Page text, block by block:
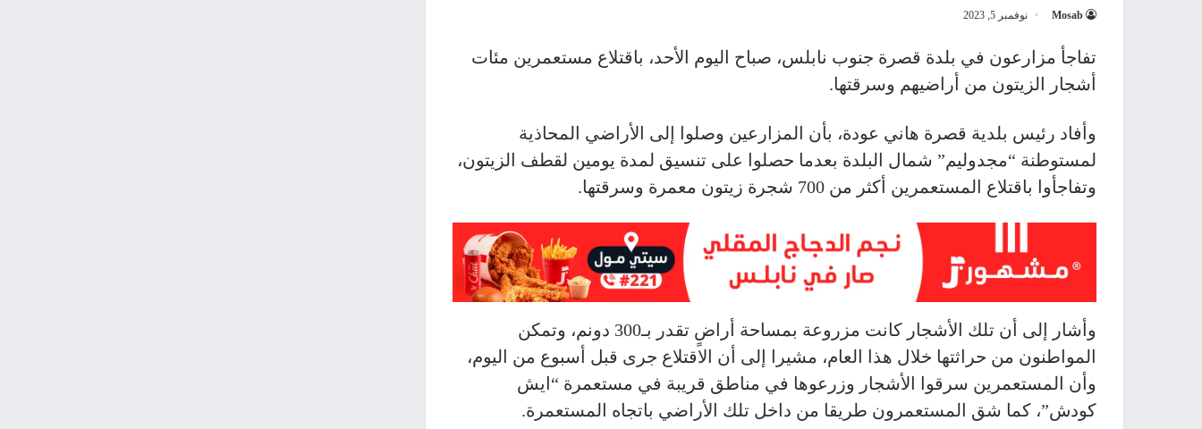
Mosab نوفمبر 5, 2023
تفاجأ مزارعون في بلدة قصرة جنوب نابلس، صباح اليوم الأحد، باقتلاع مستعمرين مئات
أشجار الزيتون من أراضيهم وسرقتها.
وأفاد رئيس بلدية قصرة هاني عودة، بأن المزارعين وصلوا إلى الأراضي المحاذية
لمستوطنة “مجدوليم” شمال البلدة بعدما حصلوا على تنسيق لمدة يومين لقطف الزيتون،
وتفاجأوا باقتلاع المستعمرين أكثر من 700 شجرة زيتون معمرة وسرقتها.
وأشار إلى أن تلك الأشجار كانت مزروعة بمساحة أراضٍ تقدر بـ300 دونم، وتمكن
المواطنون من حراثتها خلال هذا العام، مشيرا إلى أن الاقتلاع جرى قبل أسبوع من اليوم،
وأن المستعمرين سرقوا الأشجار وزرعوها في مناطق قريبة في مستعمرة “ايش
كودش”، كما شق المستعمرون طريقا من داخل تلك الأراضي باتجاه المستعمرة.